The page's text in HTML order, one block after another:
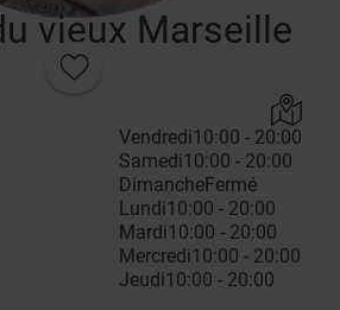
vieux Marseille
Vendredi10:00 - 20:00
Samedi10:00 - 20:00
DimancheFermé
Lundi10:00 - 20:00
Mardi10:00 - 20:00
Mercredi10:00 - 20:00
Jeudi10:00 - 20:00